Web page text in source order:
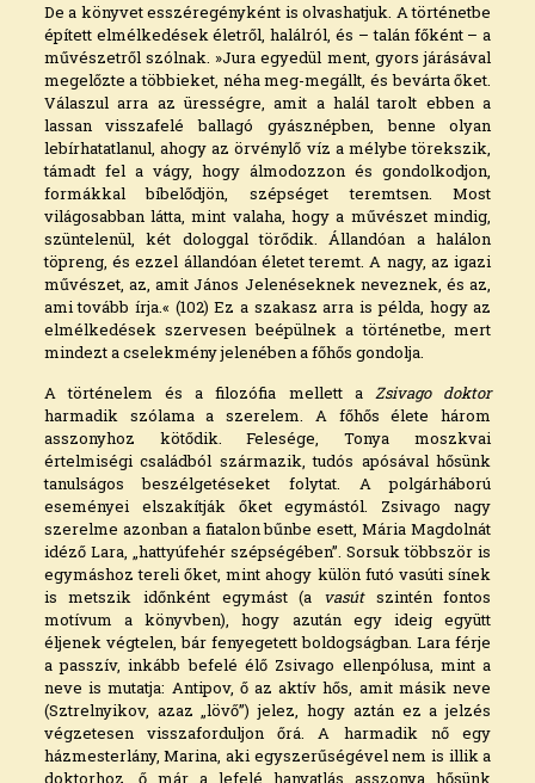
De a könyvet esszéregényként is olvashatjuk. A történetbe
épített elmélkedések életről, halálról, és – talán főként – a
művészetről szólnak. »Jura egyedül ment, gyors járásával
megelőzte a többieket, néha meg-megállt, és bevárta őket.
Válaszul arra az ürességre, amit a halál tarolt ebben a
lassan visszafelé ballagó gyásznépben, benne olyan
lebírhatatlanul, ahogy az örvénylő víz a mélybe törekszik,
támadt fel a vágy, hogy álmodozzon és gondolkodjon,
formákkal bíbelődjön, szépséget teremtsen. Most
világosabban látta, mint valaha, hogy a művészet mindig,
szüntelenül, két dologgal törődik. Állandóan a halálon
töpreng, és ezzel állandóan életet teremt. A nagy, az igazi
művészet, az, amit János Jelenéseknek neveznek, és az,
ami tovább írja.« (102) Ez a szakasz arra is példa, hogy az
elmélkedések szervesen beépülnek a történetbe, mert
mindezt a cselekmény jelenében a főhős gondolja.
A történelem és a filozófia mellett aZsivago doktor
harmadik szólama a szerelem. A főhős élete három
asszonyhoz kötődik. Felesége, Tonya moszkvai
értelmiségi családból származik, tudós apósával hősünk
tanulságos beszélgetéseket folytat. A polgárháború
eseményei elszakítják őket egymástól. Zsivago nagy
szerelme azonban a fiatalon bűnbe esett, Mária Magdolnát
idéző Lara, „hattyúfehér szépségében”. Sorsuk többször is
egymáshoz tereli őket, mint ahogy külön futó vasúti sínek
is metszik időnként egymást (a vasútszintén fontos
motívum a könyvben), hogy azután egy ideig együtt
éljenek végtelen, bár fenyegetett boldogságban. Lara férje
a passzív, inkább befelé élő Zsivago ellenpólusa, mint a
neve is mutatja: Antipov, ő az aktív hős, amit másik neve
(Sztrelnyikov, azaz „lövő”) jelez, hogy aztán ez a jelzés
végzetesen visszaforduljon őrá. A harmadik nő egy
házmesterlány, Marina, aki egyszerűségével nem is illik a
doktorhoz, ő már a lefelé hanyatlás asszonya hősünk